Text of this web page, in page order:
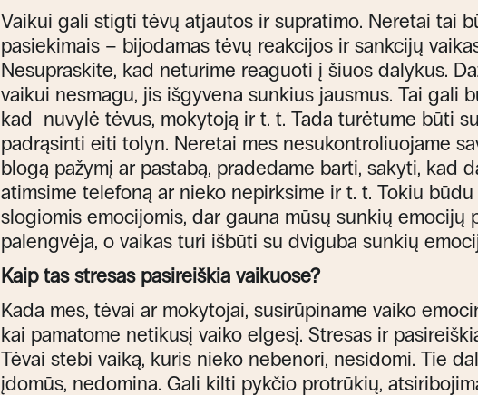
Vaikui gali stigti tėvų atjautos ir supratimo. Neretai tai
pasiekimais – bijodamas tėvų reakcijos ir sankcijų
Nesupraskite, kad neturime reaguoti į šiuos dalykus.
vaikui nesmagu, jis išgyvena sunkius jausmus. Tai gali
kad nuvylė tėvus, mokytoją ir t. t. Tada turėtume būti
padrąsinti eiti tolyn. Neretai mes nesukontroliuojame
blogą pažymį ar pastabą, pradedame barti, sakyti, kad
atimsime telefoną ar nieko nepirksime ir t. t. Tokiu
slogiomis emocijomis, dar gauna mūsų sunkių emocijų
palengvėja, o vaikas turi išbūti su dviguba sunkių
Kaip tas stresas pasireiškia vaikuose?
Kada mes, tėvai ar mokytojai, susirūpiname vaiko
kai pamatome netikusį vaiko elgesį. Stresas ir
Tėvai stebi vaiką, kuris nieko nebenori, nesidomi. Tie
įdomūs, nedomina. Gali kilti pykčio protrūkių,